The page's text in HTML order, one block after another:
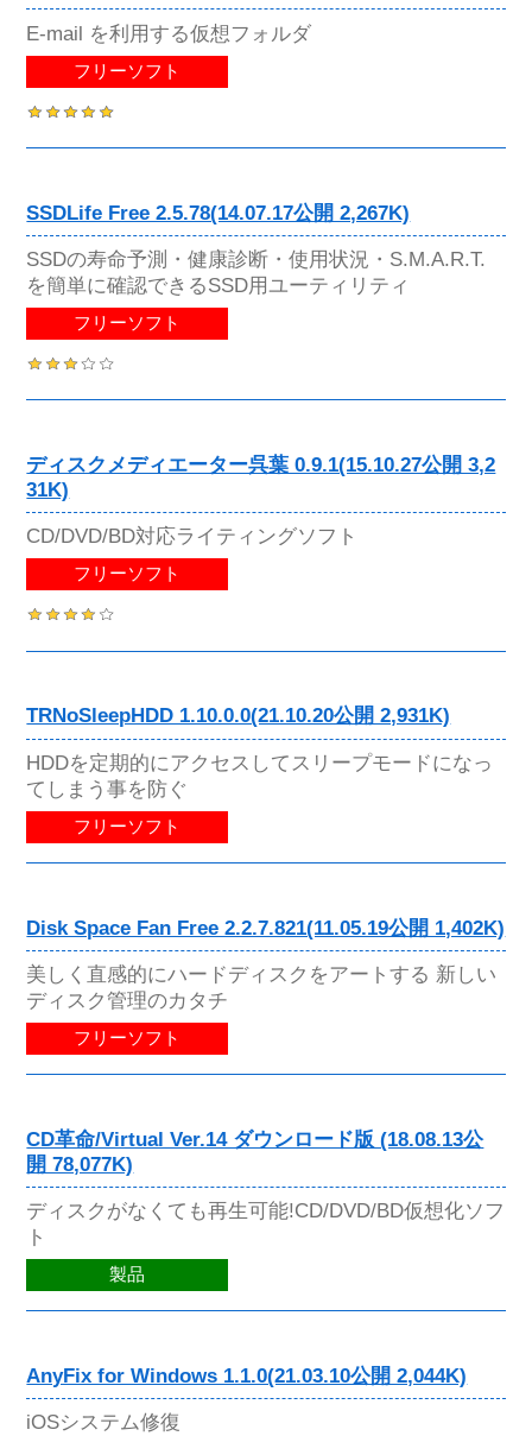
E-mail を利用する仮想フォルダ
フリーソフト
SSDLife Free 2.5.78(14.07.17公開 2,267K)
SSDの寿命予測・健康診断・使用状況・S.M.A.R.T.
を簡単に確認できるSSD用ユーティリティ
フリーソフト
ディスクメディエーター呉葉 0.9.1(15.10.27公開 3,2
31K)
CD/DVD/BD対応ライティングソフト
フリーソフト
TRNoSleepHDD 1.10.0.0(21.10.20公開 2,931K)
HDDを定期的にアクセスしてスリープモードになっ
てしまう事を防ぐ
フリーソフト
Disk Space Fan Free 2.2.7.821(11.05.19公開 1,402K)
美しく直感的にハードディスクをアートする 新しい
ディスク管理のカタチ
フリーソフト
CD革命/Virtual Ver.14 ダウンロード版 (18.08.13公
開 78,077K)
ディスクがなくても再生可能!CD/DVD/BD仮想化ソフ
ト
製品
AnyFix for Windows 1.1.0(21.03.10公開 2,044K)
iOSシステム修復